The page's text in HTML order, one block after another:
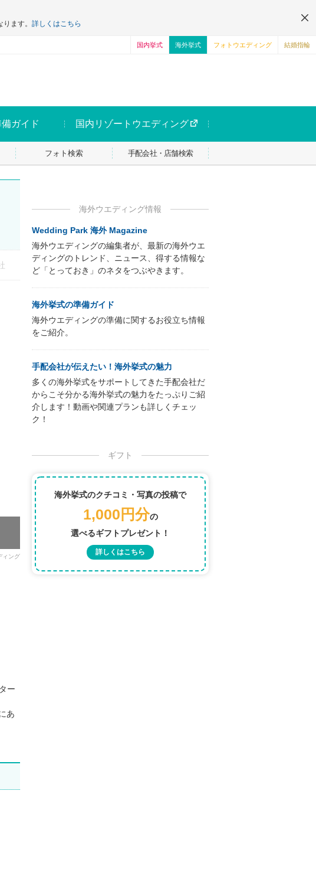
ます。 詳しくはこちら
国内挙式 海外挙式 フォトウエディング 結婚指輪
ガイド 国内リゾートウエディング
フォト検索 手配会社・店舗検索
ィング
もと修道院を改装した歴史ある大聖堂
ー
あ
海外ウエディング情報
Wedding Park 海外 Magazine
海外ウエディングの編集者が、最新の海外ウエ
ディングのトレンド、ニュース、得する情報な
ど「とっておき」のネタをつぶやきます。
海外挙式の準備ガイド
海外ウエディングの準備に関するお役立ち情報
をご紹介。
手配会社が伝えたい！海外挙式の魅力
多くの海外挙式をサポートしてきた手配会社だ
からこそ分かる海外挙式の魅力をたっぷりご紹
介します！動画や関連プランも詳しくチェッ
ク！
ギフト
海外挙式のクチコミ・写真の投稿で
1,000円分の
選べるギフトプレゼント！
詳しくはこちら